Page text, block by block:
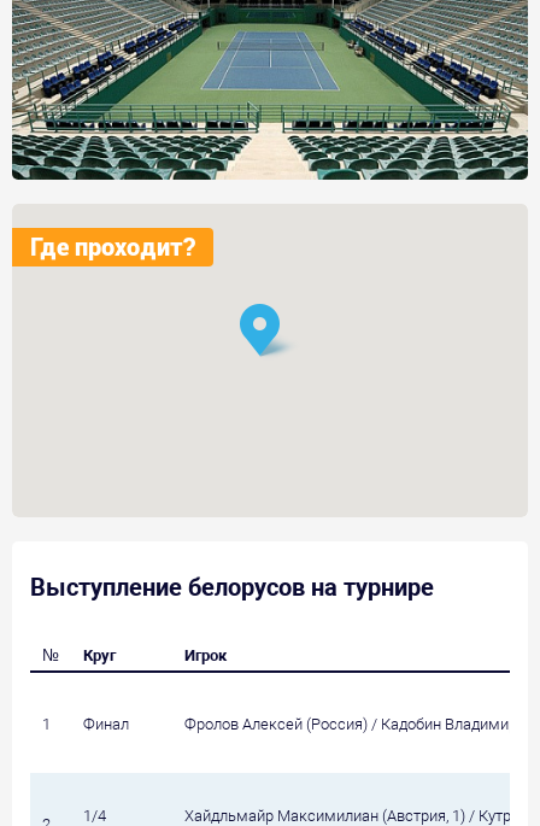
Где проходит?
Выступление белорусов на турнире
№ Круг Игрок
1 Финал Фролов Алексей (Россия) / Кадобин Владимир
1/4
Хайдльмайр Максимилиан (Австрия, 1) / Кутрат